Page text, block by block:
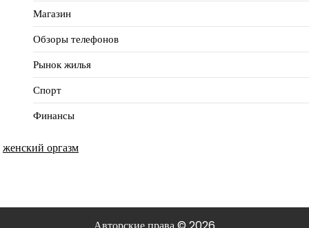
Магазин
Обзоры телефонов
Рынок жилья
Спорт
Финансы
женский оргазм